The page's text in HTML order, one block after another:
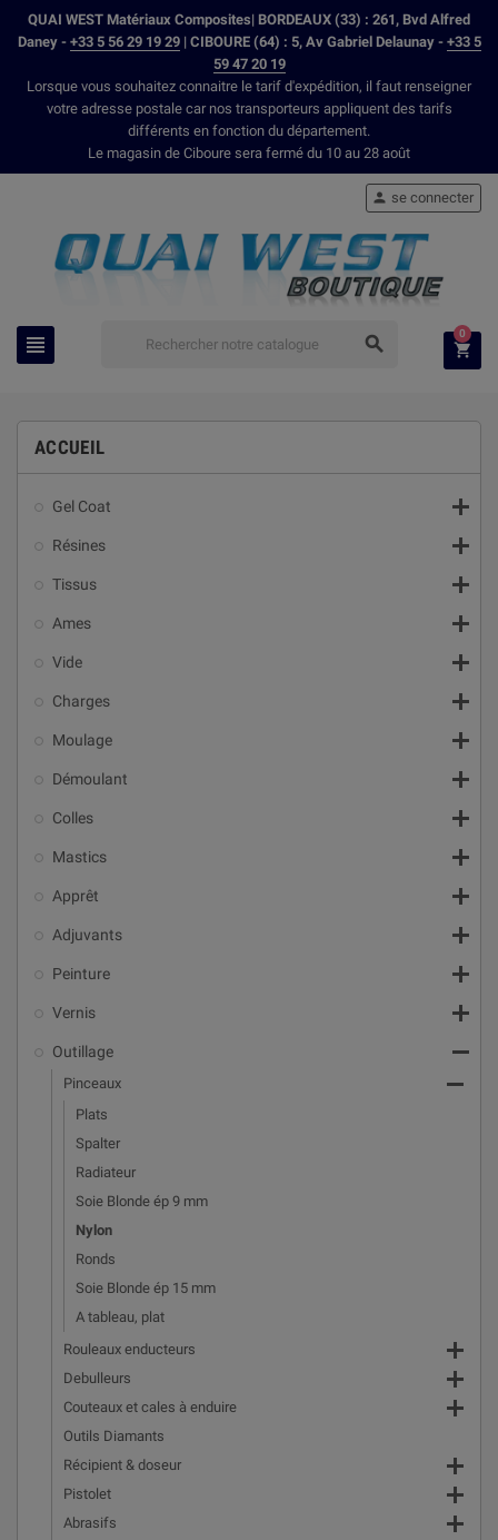
QUAI WEST Matériaux Composites| BORDEAUX (33) : 261, Bvd Alfred
Daney - +33 5 56 29 19 29| CIBOURE (64) : 5, Av Gabriel Delaunay - +33 5
59 47 20 19
Lorsque vous souhaitez connaitre le tarif d'expédition, il faut renseigner
votre adresse postale car nos transporteurs appliquent des tarifs
différents en fonction du département.
Le magasin de Ciboure sera fermé du 10 au 28 août
 
 se connecter

0
ACCUEIL
Gel Coat 
Résines 
Tissus 
Ames 
Vide 
Charges 
Moulage 
Démoulant 
Colles 
Mastics 
Apprêt 
Adjuvants 
Peinture 
Vernis 
Outillage 
Pinceaux 
Plats
Spalter
Radiateur
Soie Blonde ép 9 mm
Nylon
Ronds
Soie Blonde ép 15 mm
A tableau, plat
Rouleaux enducteurs

Debulleurs 
Couteaux et cales à enduire 
Outils Diamants
Récipient & doseur

Pistolet 
Abrasifs 